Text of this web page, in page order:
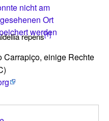
nicht am
Ort
werden
repens[1]
Carrapiço, einige Rechte